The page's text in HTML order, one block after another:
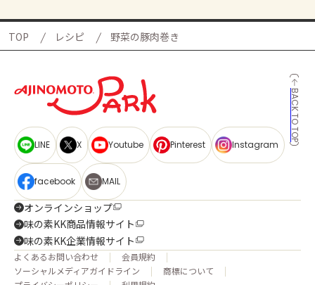
TOP レシピ 野菜の豚肉巻き
BACK TO TOP
LINE X Youtube Pinterest Instagram
facebook MAIL
オンラインショップ
味の素KK商品情報サイト
味の素KK企業情報サイト
よくあるお問い合わせ
会員規約
ソーシャルメディアガイドライン
商標について